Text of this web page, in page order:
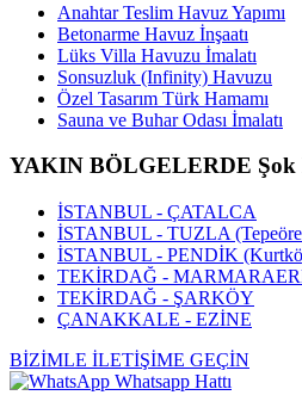
Anahtar Teslim Havuz Yapımı
Betonarme Havuz İnşaatı
Lüks Villa Havuzu İmalatı
Sonsuzluk (Infinity) Havuzu
Özel Tasarım Türk Hamamı
Sauna ve Buhar Odası İmalatı
YAKIN BÖLGELERDE Şok
İSTANBUL - ÇATALCA
İSTANBUL - TUZLA
İSTANBUL - PENDİK
TEKİRDAĞ -
TEKİRDAĞ - ŞARKÖY
ÇANAKKALE - EZİNE
BİZİMLE İLETİŞİME GEÇİN
Whatsapp Hattı